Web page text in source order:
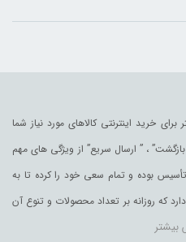
برای خرید اینترنتی کالاهای مورد نیاز شما
، ” ارسال سریع” از ویژگی های مهم
بوده و تمام سعی خود را کرده تا به
که روزانه بر تعداد محصولات و تنوع آن
سلیقه را در خرید محصولات اینترنتی مرتفع
بیشتر